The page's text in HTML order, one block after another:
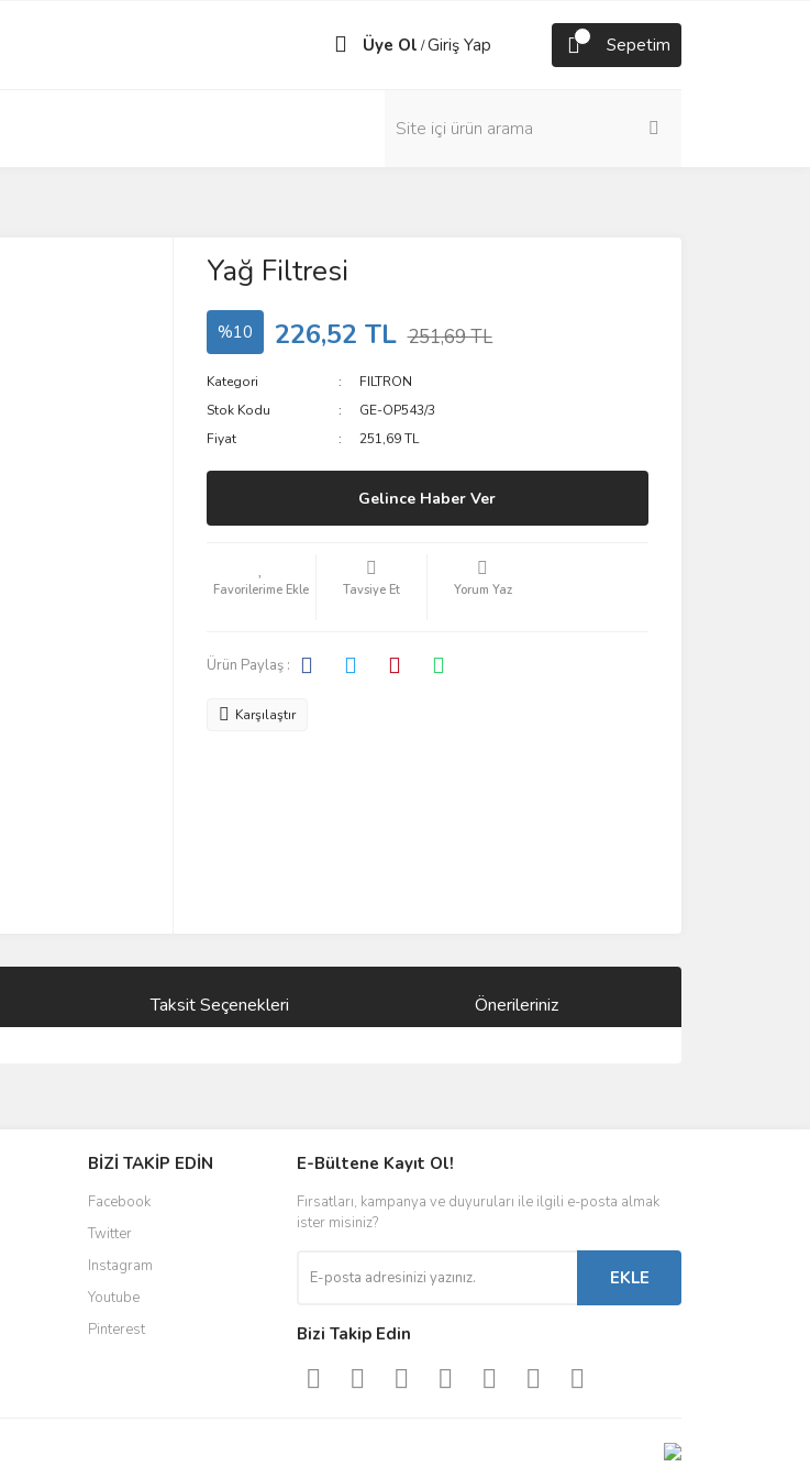
Üye Ol /Giriş Yap Sepetim
Yağ Filtresi
%10 226,52 TL 251,69 TL
Kategori
FILTRON
Stok Kodu
GE-OP543/3
Fiyat
251,69 TL
Gelince Haber Ver
Tavsiye Et Yorum Yaz
Ürün Paylaş :
Karşılaştır
Taksit Seçenekleri Önerileriniz
BİZİ TAKİP EDİN
Facebook
Twitter
Instagram
Youtube
Pinterest
E-Bültene Kayıt Ol!
Fırsatları, kampanya ve duyuruları ile ilgili e-posta almak
ister misiniz?
EKLE
Bizi Takip Edin